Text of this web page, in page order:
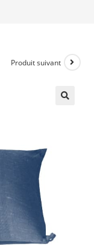
Produit suivant